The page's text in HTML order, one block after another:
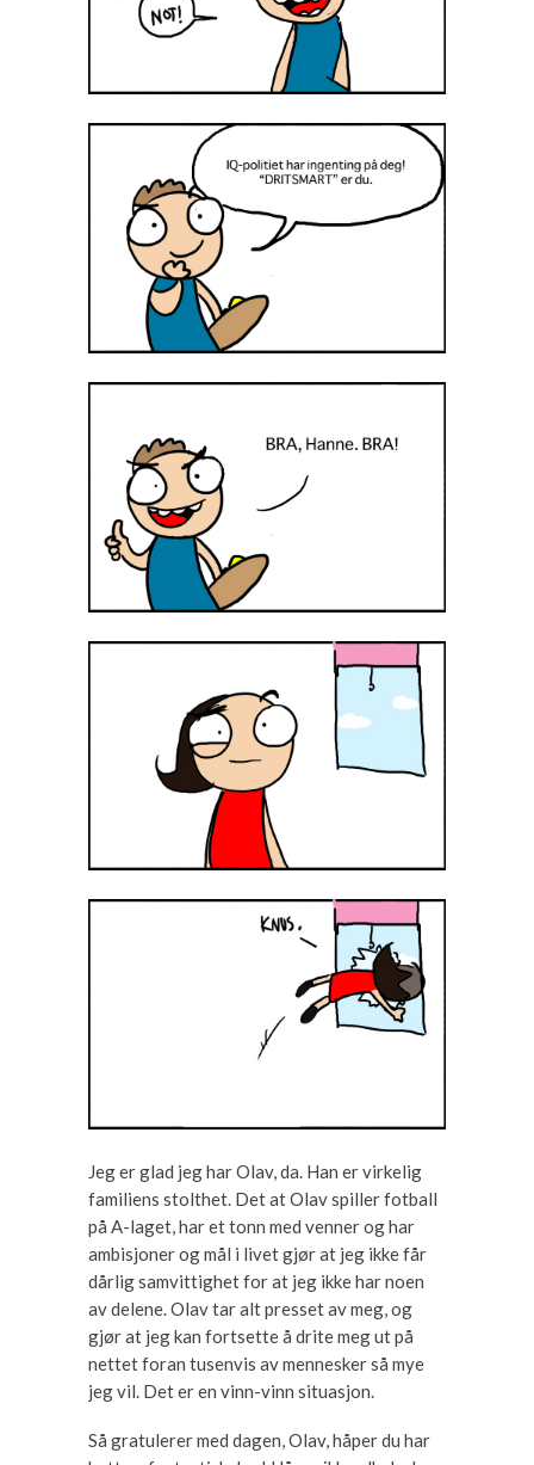
Jeg er glad jeg har Olav, da. Han er virkelig
familiens stolthet. Det at Olav spiller fotball
på A-laget, har et tonn med venner og har
ambisjoner og mål i livet gjør at jeg ikke får
dårlig samvittighet for at jeg ikke har noen
av delene. Olav tar alt presset av meg, og
gjør at jeg kan fortsette å drite meg ut på
nettet foran tusenvis av mennesker så mye
jeg vil. Det er en vinn-vinn situasjon.
Så gratulerer med dagen, Olav, håper du har